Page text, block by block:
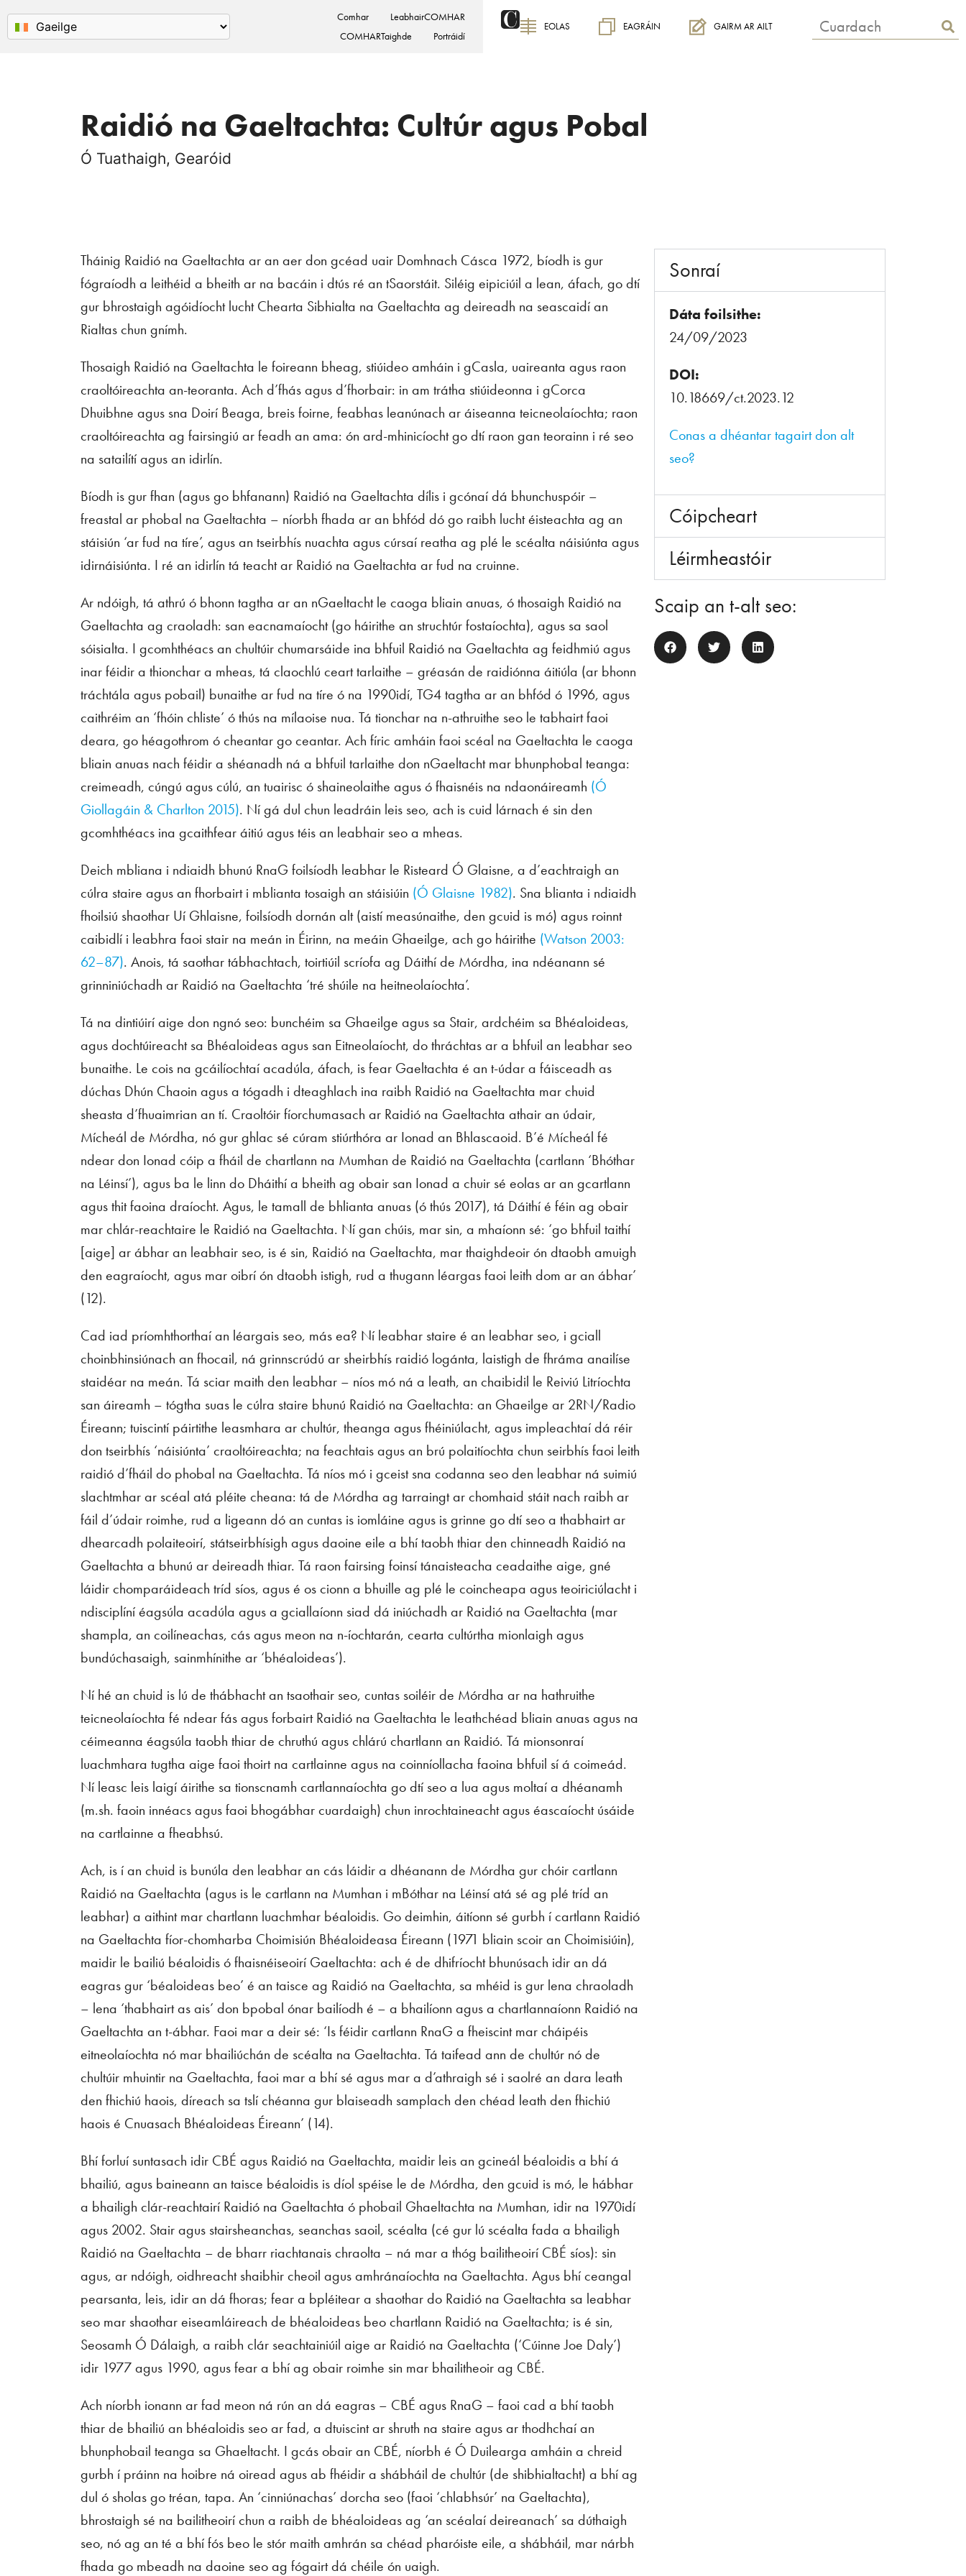
Comhar
LeabhairCOMHAR
COMHARTaighde
Portráidí
EOLAS EAGRÁIN GAIRM AR AILT
Raidió na Gaeltachta: Cultúr agus Pobal
Ó Tuathaigh, Gearóid
Tháinig Raidió na Gaeltachta ar an aer don gcéad uair Domhnach Cásca 1972, bíodh is gur
fógraíodh a leithéid a bheith ar na bacáin i dtús ré an tSaorstáit. Siléig eipiciúil a lean, áfach, go dtí
gur bhrostaigh agóidíocht lucht Chearta Sibhialta na Gaeltachta ag deireadh na seascaidí an
Rialtas chun gnímh.
Thosaigh Raidió na Gaeltachta le foireann bheag, stiúideo amháin i gCasla, uaireanta agus raon
craoltóireachta an-teoranta. Ach d’fhás agus d’fhorbair: in am trátha stiúideonna i gCorca
Dhuibhne agus sna Doirí Beaga, breis foirne, feabhas leanúnach ar áiseanna teicneolaíochta; raon
craoltóireachta ag fairsingiú ar feadh an ama: ón ard-mhinicíocht go dtí raon gan teorainn i ré seo
na satailítí agus an idirlín.
Bíodh is gur fhan (agus go bhfanann) Raidió na Gaeltachta dílis i gcónaí dá bhunchuspóir –
freastal ar phobal na Gaeltachta – níorbh fhada ar an bhfód dó go raibh lucht éisteachta ag an
stáisiún ‘ar fud na tíre’, agus an tseirbhís nuachta agus cúrsaí reatha ag plé le scéalta náisiúnta agus
idirnáisiúnta. I ré an idirlín tá teacht ar Raidió na Gaeltachta ar fud na cruinne.
Ar ndóigh, tá athrú ó bhonn tagtha ar an nGaeltacht le caoga bliain anuas, ó thosaigh Raidió na
Gaeltachta ag craoladh: san eacnamaíocht (go háirithe an struchtúr fostaíochta), agus sa saol
sóisialta. I gcomhthéacs an chultúir chumarsáide ina bhfuil Raidió na Gaeltachta ag feidhmiú agus
inar féidir a thionchar a mheas, tá claochlú ceart tarlaithe – gréasán de raidiónna áitiúla (ar bhonn
tráchtála agus pobail) bunaithe ar fud na tíre ó na 1990idí, TG4 tagtha ar an bhfód ó 1996, agus
caithréim an ‘fhóin chliste’ ó thús na mílaoise nua. Tá tionchar na n-athruithe seo le tabhairt faoi
deara, go héagothrom ó cheantar go ceantar. Ach fíric amháin faoi scéal na Gaeltachta le caoga
bliain anuas nach féidir a shéanadh ná a bhfuil tarlaithe don nGaeltacht mar bhunphobal teanga:
creimeadh, cúngú agus cúlú, an tuairisc ó shaineolaithe agus ó fhaisnéis na ndaonáireamh (Ó
Giollagáin & Charlton 2015). Ní gá dul chun leadráin leis seo, ach is cuid lárnach é sin den
gcomhthéacs ina gcaithfear áitiú agus téis an leabhair seo a mheas.
Deich mbliana i ndiaidh bhunú RnaG foilsíodh leabhar le Risteard Ó Glaisne, a d’eachtraigh an
cúlra staire agus an fhorbairt i mblianta tosaigh an stáisiúin (Ó Glaisne 1982). Sna blianta i ndiaidh
fhoilsiú shaothar Uí Ghlaisne, foilsíodh dornán alt (aistí measúnaithe, den gcuid is mó) agus roinnt
caibidlí i leabhra faoi stair na meán in Éirinn, na meáin Ghaeilge, ach go háirithe (Watson 2003:
62–87). Anois, tá saothar tábhachtach, toirtiúil scríofa ag Dáithí de Mórdha, ina ndéanann sé
grinniniúchadh ar Raidió na Gaeltachta ‘tré shúile na heitneolaíochta’.
Tá na dintiúirí aige don ngnó seo: bunchéim sa Ghaeilge agus sa Stair, ardchéim sa Bhéaloideas,
agus dochtúireacht sa Bhéaloideas agus san Eitneolaíocht, do thráchtas ar a bhfuil an leabhar seo
bunaithe. Le cois na gcáilíochtaí acadúla, áfach, is fear Gaeltachta é an t-údar a fáisceadh as
dúchas Dhún Chaoin agus a tógadh i dteaghlach ina raibh Raidió na Gaeltachta mar chuid
sheasta d’fhuaimrian an tí. Craoltóir fíorchumasach ar Raidió na Gaeltachta athair an údair,
Mícheál de Mórdha, nó gur ghlac sé cúram stiúrthóra ar Ionad an Bhlascaoid. B’é Mícheál fé
ndear don Ionad cóip a fháil de chartlann na Mumhan de Raidió na Gaeltachta (cartlann ‘Bhóthar
na Léinsí’), agus ba le linn do Dháithí a bheith ag obair san Ionad a chuir sé eolas ar an gcartlann
agus thit faoina draíocht. Agus, le tamall de bhlianta anuas (ó thús 2017), tá Dáithí é féin ag obair
mar chlár-reachtaire le Raidió na Gaeltachta. Ní gan chúis, mar sin, a mhaíonn sé: ‘go bhfuil taithí
[aige] ar ábhar an leabhair seo, is é sin, Raidió na Gaeltachta, mar thaighdeoir ón dtaobh amuigh
den eagraíocht, agus mar oibrí ón dtaobh istigh, rud a thugann léargas faoi leith dom ar an ábhar’
(12).
Cad iad príomhthorthaí an léargais seo, más ea? Ní leabhar staire é an leabhar seo, i gciall
choinbhinsiúnach an fhocail, ná grinnscrúdú ar sheirbhís raidió logánta, laistigh de fhráma anailíse
staidéar na meán. Tá sciar maith den leabhar – níos mó ná a leath, an chaibidil le Reiviú Litríochta
san áireamh – tógtha suas le cúlra staire bhunú Raidió na Gaeltachta: an Ghaeilge ar 2RN/Radio
Éireann; tuiscintí páirtithe leasmhara ar chultúr, theanga agus fhéiniúlacht, agus impleachtaí dá réir
don tseirbhís ‘náisiúnta’ craoltóireachta; na feachtais agus an brú polaitíochta chun seirbhís faoi leith
raidió d’fháil do phobal na Gaeltachta. Tá níos mó i gceist sna codanna seo den leabhar ná suimiú
slachtmhar ar scéal atá pléite cheana: tá de Mórdha ag tarraingt ar chomhaid stáit nach raibh ar
fáil d’údair roimhe, rud a ligeann dó an cuntas is iomláine agus is grinne go dtí seo a thabhairt ar
dhearcadh polaiteoirí, státseirbhísigh agus daoine eile a bhí taobh thiar den chinneadh Raidió na
Gaeltachta a bhunú ar deireadh thiar. Tá raon fairsing foinsí tánaisteacha ceadaithe aige, gné
láidir chomparáideach tríd síos, agus é os cionn a bhuille ag plé le coincheapa agus teoiriciúlacht i
ndisciplíní éagsúla acadúla agus a gciallaíonn siad dá iniúchadh ar Raidió na Gaeltachta (mar
shampla, an coilíneachas, cás agus meon na n-íochtarán, cearta cultúrtha mionlaigh agus
bundúchasaigh, sainmhínithe ar ‘bhéaloideas’).
Ní hé an chuid is lú de thábhacht an tsaothair seo, cuntas soiléir de Mórdha ar na hathruithe
teicneolaíochta fé ndear fás agus forbairt Raidió na Gaeltachta le leathchéad bliain anuas agus na
céimeanna éagsúla taobh thiar de chruthú agus chlárú chartlann an Raidió. Tá mionsonraí
luachmhara tugtha aige faoi thoirt na cartlainne agus na coinníollacha faoina bhfuil sí á coimeád.
Ní leasc leis laigí áirithe sa tionscnamh cartlannaíochta go dtí seo a lua agus moltaí a dhéanamh
(m.sh. faoin innéacs agus faoi bhogábhar cuardaigh) chun inrochtaineacht agus éascaíocht úsáide
na cartlainne a fheabhsú.
Ach, is í an chuid is bunúla den leabhar an cás láidir a dhéanann de Mórdha gur chóir cartlann
Raidió na Gaeltachta (agus is le cartlann na Mumhan i mBóthar na Léinsí atá sé ag plé tríd an
leabhar) a aithint mar chartlann luachmhar béaloidis. Go deimhin, áitíonn sé gurbh í cartlann Raidió
na Gaeltachta fíor-chomharba Choimisiún Bhéaloideasa Éireann (1971 bliain scoir an Choimisiúin),
maidir le bailiú béaloidis ó fhaisnéiseoirí Gaeltachta: ach é de dhifríocht bhunúsach idir an dá
eagras gur ‘béaloideas beo’ é an taisce ag Raidió na Gaeltachta, sa mhéid is gur lena chraoladh
– lena ‘thabhairt as ais’ don bpobal ónar bailíodh é – a bhailíonn agus a chartlannaíonn Raidió na
Gaeltachta an t-ábhar. Faoi mar a deir sé: ‘Is féidir cartlann RnaG a fheiscint mar cháipéis
eitneolaíochta nó mar bhailiúchán de scéalta na Gaeltachta. Tá taifead ann de chultúr nó de
chultúir mhuintir na Gaeltachta, faoi mar a bhí sé agus mar a d’athraigh sé i saolré an dara leath
den fhichiú haois, díreach sa tslí chéanna gur blaiseadh samplach den chéad leath den fhichiú
haois é Cnuasach Bhéaloideas Éireann’ (14).
Bhí forluí suntasach idir CBÉ agus Raidió na Gaeltachta, maidir leis an gcineál béaloidis a bhí á
bhailiú, agus baineann an taisce béaloidis is díol spéise le de Mórdha, den gcuid is mó, le hábhar
a bhailigh clár-reachtairí Raidió na Gaeltachta ó phobail Ghaeltachta na Mumhan, idir na 1970idí
agus 2002. Stair agus stairsheanchas, seanchas saoil, scéalta (cé gur lú scéalta fada a bhailigh
Raidió na Gaeltachta – de bharr riachtanais chraolta – ná mar a thóg bailitheoirí CBÉ síos): sin
agus, ar ndóigh, oidhreacht shaibhir cheoil agus amhránaíochta na Gaeltachta. Agus bhí ceangal
pearsanta, leis, idir an dá fhoras; fear a bpléitear a shaothar do Raidió na Gaeltachta sa leabhar
seo mar shaothar eiseamláireach de bhéaloideas beo chartlann Raidió na Gaeltachta; is é sin,
Seosamh Ó Dálaigh, a raibh clár seachtainiúil aige ar Raidió na Gaeltachta (‘Cúinne Joe Daly’)
idir 1977 agus 1990, agus fear a bhí ag obair roimhe sin mar bhailitheoir ag CBÉ.
Ach níorbh ionann ar fad meon ná rún an dá eagras – CBÉ agus RnaG – faoi cad a bhí taobh
thiar de bhailiú an bhéaloidis seo ar fad, a dtuiscint ar shruth na staire agus ar thodhchaí an
bhunphobail teanga sa Ghaeltacht. I gcás obair an CBÉ, níorbh é Ó Duilearga amháin a chreid
gurbh í práinn na hoibre ná oiread agus ab fhéidir a shábháil de chultúr (de shibhialtacht) a bhí ag
dul ó sholas go tréan, tapa. An ‘cinniúnachas’ dorcha seo (faoi ‘chlabhsúr’ na Gaeltachta),
bhrostaigh sé na bailitheoirí chun a raibh de bhéaloideas ag ‘an scéalaí deireanach’ sa dúthaigh
seo, nó ag an té a bhí fós beo le stór maith amhrán sa chéad pharóiste eile, a shábháil, mar nárbh
fhada go mbeadh na daoine seo ag fógairt dá chéile ón uaigh.
Sonraí
Dáta foilsithe:
24/09/2023
DOI:
10.18669/ct.2023.12
Conas a dhéantar tagairt don alt
seo?
Cóipcheart
Léirmheastóir
Scaip an t-alt seo: